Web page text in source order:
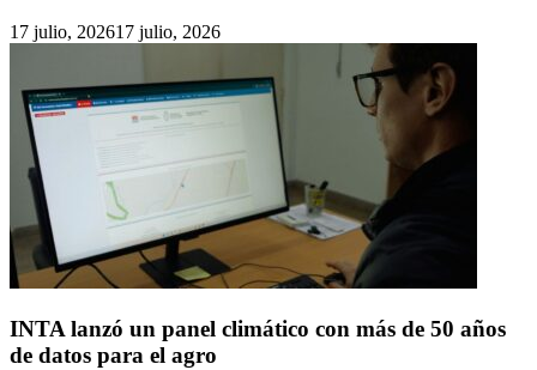
17 julio, 202617 julio, 2026
INTA lanzó un panel climático con más de 50 años
de datos para el agro